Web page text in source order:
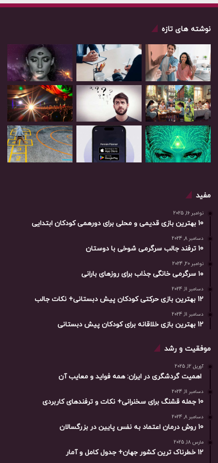
نوشته های تازه
مفید
نوامبر 16, 2025
10 بهترین بازی‌ قدیمی و محلی برای دورهمی کودکان ابتدایی
دسامبر 8, 2024
10 ترفند جالب سرگرمی شوخی با دوستان
نوامبر 20, 2024
۱۰ سرگرمی خانگی جذاب برای روزهای بارانی
دسامبر 11, 2024
12 بهترین بازی حرکتی کودکان پیش دبستانی+ نکات جالب
دسامبر 11, 2024
12 بهترین بازی خلاقانه برای کودکان پیش دبستانی
موفقیت و رشد
آوریل 12, 2025
اهمیت گردشگری در ایران: همه فواید و معایب آن
دسامبر 11, 2024
10 جمله قشنگ برای سخنرانی+ نکات و ترفندهای کاربردی
دسامبر 8, 2024
10 روش درمان اعتماد به نفس پایین در بزرگسالان
مارس 18, 2025
12 خطرناک ترین کشور جهان+ جدول کامل و آمار